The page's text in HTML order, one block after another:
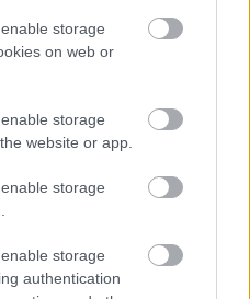
storage
on web or
storage
website or app.
storage
storage
authentication